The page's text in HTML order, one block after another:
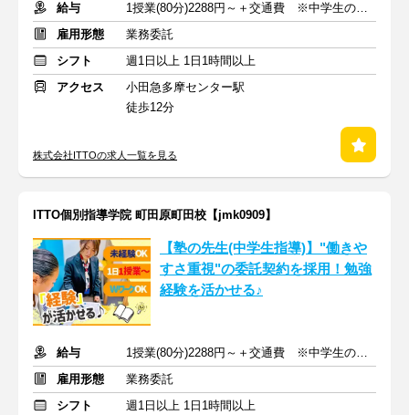
給与
1授業(80分)2288円～＋交通費 ※中学生の場合
雇用形態
業務委託
シフト
週1日以上 1日1時間以上
アクセス
小田急多摩センター駅
徒歩12分
株式会社ITTOの求人一覧を見る
ITTO個別指導学院 町田原町田校【jmk0909】
【塾の先生(中学生指導)】"働きや
すさ重視"の委託契約を採用！勉強
経験を活かせる♪
給与
1授業(80分)2288円～＋交通費 ※中学生の場合
雇用形態
業務委託
シフト
週1日以上 1日1時間以上